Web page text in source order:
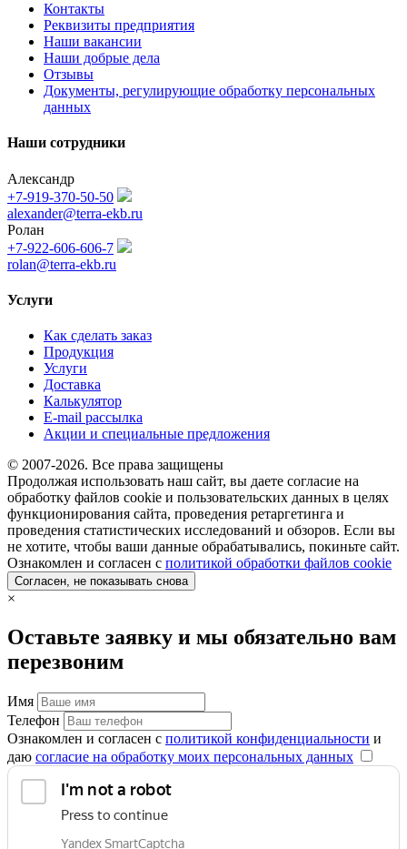
Контакты
Реквизиты предприятия
Наши вакансии
Наши добрые дела
Отзывы
Документы, регулирующие обработку персональных
данных
Наши сотрудники
Александр
+7-919-370-50-50
alexander@terra-ekb.ru
Ролан
+7-922-606-606-7
rolan@terra-ekb.ru
Услуги
Как сделать заказ
Продукция
Услуги
Доставка
Калькулятор
E-mail рассылка
Акции и специальные предложения
© 2007-2026. Все права защищены
Продолжая использовать наш сайт, вы даете согласие на
обработку файлов cookie и пользовательских данных в целях
функционирования сайта, проведения ретаргетинга и
проведения статистических исследований и обзоров. Если вы
не хотите, чтобы ваши данные обрабатывались, покиньте сайт.
Ознакомлен и согласен с политикой обработки файлов cookie
Согласен, не показывать снова
×
Оставьте заявку и мы обязательно вам
перезвоним
Имя
Телефон
Ознакомлен и согласен с политикой конфиденциальности и
даю согласие на обработку моих персональных данных